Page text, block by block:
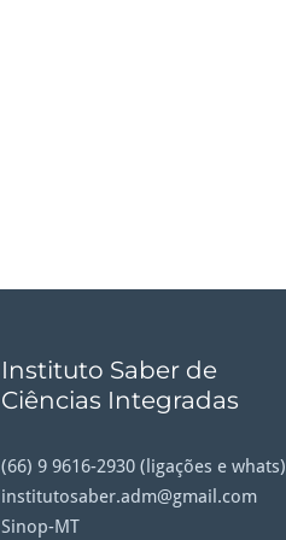
Instituto Saber de
Ciências Integradas
(66) 9 9616-2930 (ligações e whats)
institutosaber.adm@gmail.com
Sinop-MT